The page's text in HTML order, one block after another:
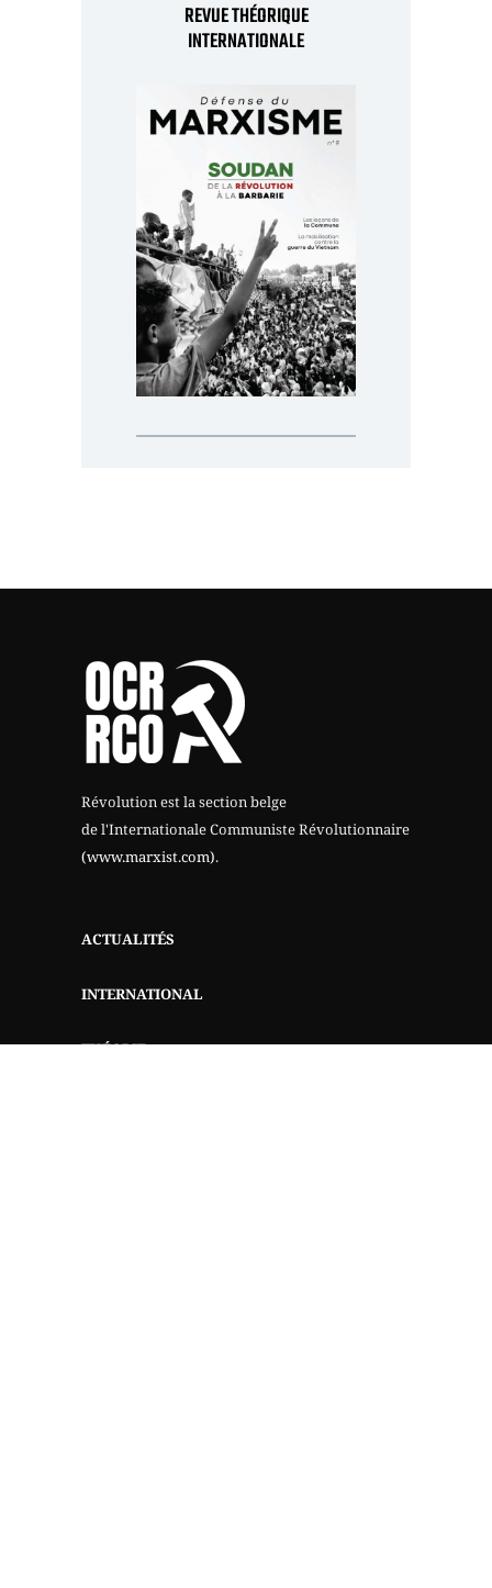
REVUE THÉORIQUE
INTERNATIONALE
Révolution est la section belge
de l'Internationale Communiste Révolutionnaire
(www.marxist.com).
ACTUALITÉS
INTERNATIONAL
THÉORIE